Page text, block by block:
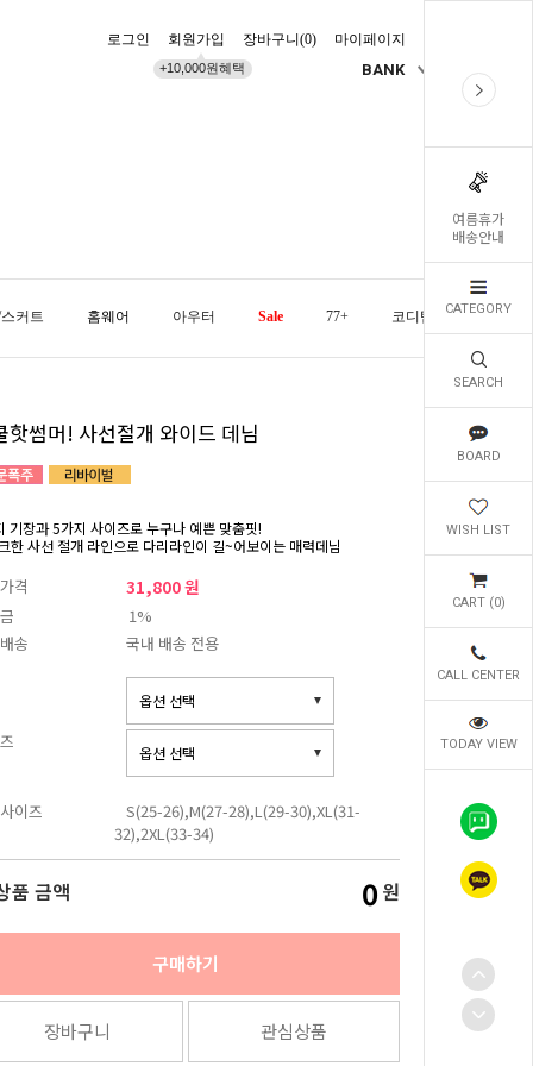
여름휴가
배송안내
CATEGORY
SEARCH
BOARD
WISH LIST
CART (0)
CALL CENTER
TODAY VIEW
로그인 회원가입
+10,000원혜택
장바구니(0) 마이페이지
BANK
커트 홈웨어 아우터 Sale 77+ 코디템 오늘발송
핫썸머! 사선절개 와이드 데님
기장과 5가지 사이즈로 누구나 예쁜 맞춤핏!
한 사선 절개 라인으로 다리라인이 길~어보이는 매력데님
격 31,800 원
1%
송
국내 배송 전용
이즈
S(25-26),M(27-28),L(29-30),XL(31-
32),2XL(33-34)
품 금액 0 원
구매하기
장바구니 관심상품